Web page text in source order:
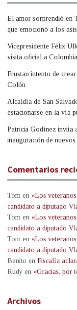
El amor sorprendió en
que emocionó a los
Vicepresidente Félix
visita oficial a Colombia
Frustan intento de
Colón
Alcaldía de San
estacionarse en la vía
Patricia Godínez invita
inauguración de
Comentarios
Tom en «Los
candidato a diputado
Tom en «Los
candidato a diputado
Tom en «Los
candidato a diputado
Benito en Fiscalía
Rudy en «Gracias, por
Archivos